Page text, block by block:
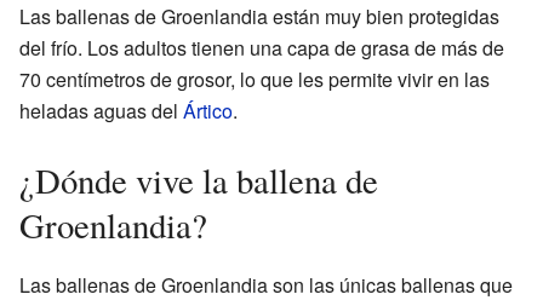
Las ballenas de Groenlandia están muy bien protegidas
del frío. Los adultos tienen una capa de grasa de más de
70 centímetros de grosor, lo que les permite vivir en las
heladas aguas del Ártico.
¿Dónde vive la ballena de
Groenlandia?
Las ballenas de Groenlandia son las únicas ballenas que